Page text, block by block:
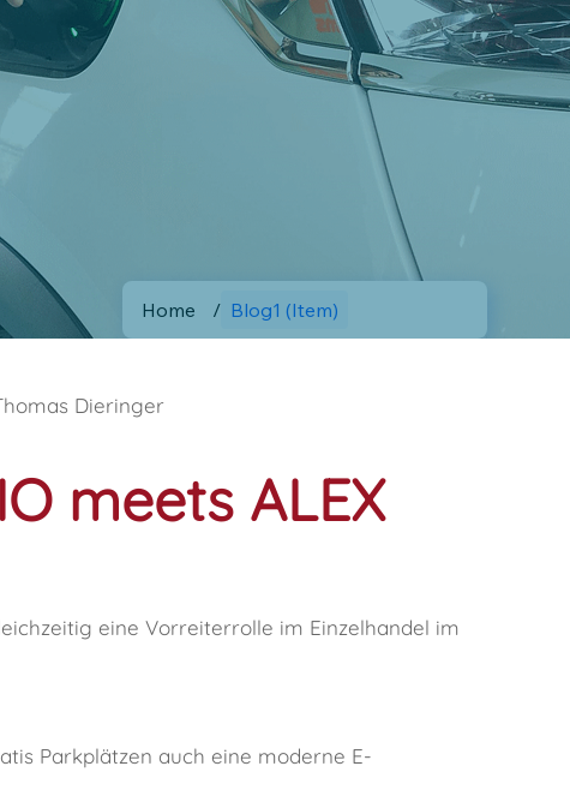
Home / Blog1 (Item)
Dieringer
meets ALEX
eine Vorreiterrolle im Einzelhandel im
Parkplätzen auch eine moderne E-